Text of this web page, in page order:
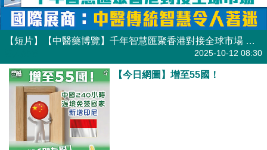
【短片】【中醫藥博覽】千年智慧匯聚香港對接全球市場 國際展商：中醫傳統智慧令人著迷
2025-10-12 08:30
【今日網圖】增至55國！